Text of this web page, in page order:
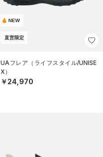
NEW
直営限定
UAフレア（ライフスタイル/UNISE
X）
￥24,970